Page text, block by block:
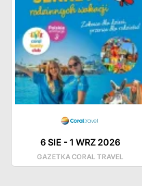
6 SIE-1 WRZ 2026
GAZETKA CORAL TRAVEL